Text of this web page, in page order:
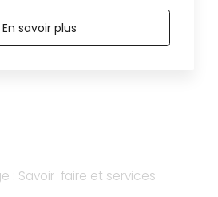
En savoir plus
: Savoir-faire et services